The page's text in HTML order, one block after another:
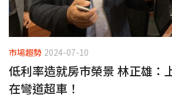
市場趨勢 2024-07-10
低利率造就房市榮景 林正雄：
在彎道超車！